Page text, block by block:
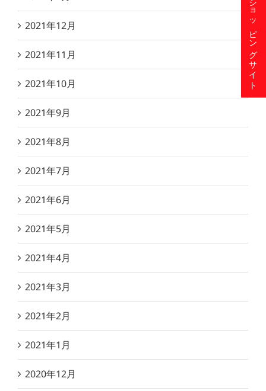
2021年12月
2021年11月
2021年10月
2021年9月
2021年8月
2021年7月
2021年6月
2021年5月
2021年4月
2021年3月
2021年2月
2021年1月
2020年12月
ショッピングサイト